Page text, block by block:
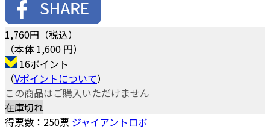
1,760円（税込）
（本体 1,600 円）
16ポイント
（Vポイントについて）
この商品はご購入いただけません
在庫切れ
得票数： 250票 ジャイアントロボ